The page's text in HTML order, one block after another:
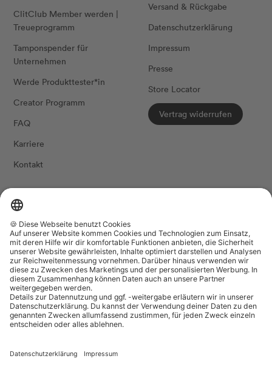
ClitClub Member werden |
Treueprogramm
Tamponspender für
Unternehmen
Werde Produkttester*in
Creator Programm
FAQ
Karriere
Kontakt
Versand & Rückgabe
Datenschutzerklärung
Impressum
Presse
Store Locator
Vertrag widerrufen
FOLG UNS
Land/Region
Luxemburg (EUR €) Sprache
Deutsch
The Female Company Datenschutzeinstellungen